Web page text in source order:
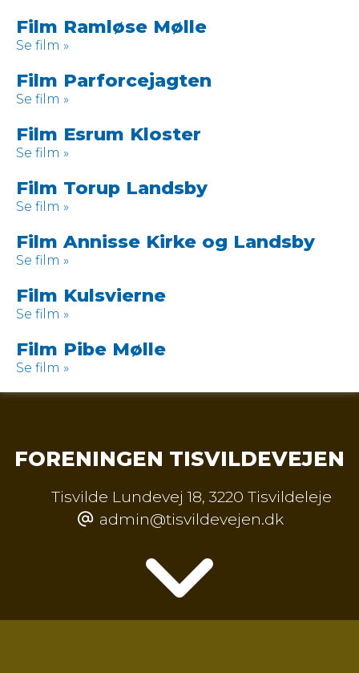
Film Ramløse Mølle
Se film »
Film Parforcejagten
Se film »
Film Esrum Kloster
Se film »
Film Torup Landsby
Se film »
Film Annisse Kirke og Landsby
Se film »
Film Kulsvierne
Se film »
Film Pibe Mølle
Se film »
FORENINGEN TISVILDEVEJEN
Tisvilde Lundevej 18, 3220 Tisvildeleje
admin@tisvildevejen.dk